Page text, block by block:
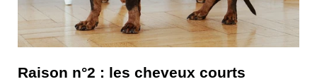
Raison n°2 : les cheveux courts